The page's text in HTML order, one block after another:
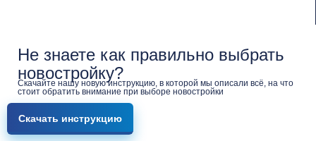
Не знаете как правильно выбрать
новостройку?
Скачайте нашу новую инструкцию, в которой мы описали всё, на что
стоит обратить внимание при выборе новостройки
Скачать инструкцию